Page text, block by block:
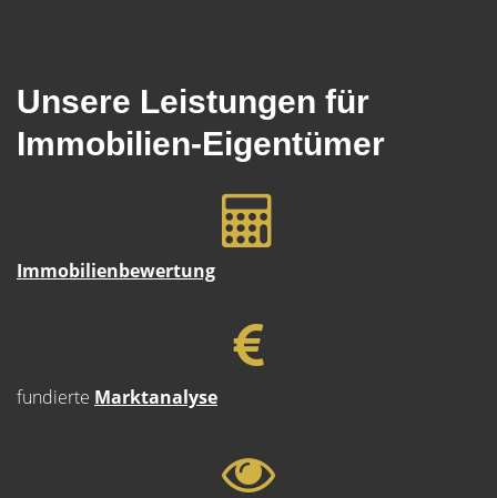
Unsere Leistungen für
Immobilien-Eigentümer
Immobilienbewertung
fundierte Marktanalyse